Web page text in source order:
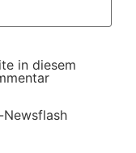
in diesem